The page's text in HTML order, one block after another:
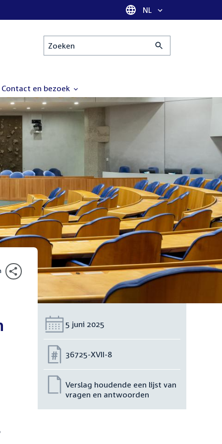
Taal selectie
NL
Zoeken
Contact en bezoek
Datum:
5 juni 2025
Nummer:
36725-XVII-8
Verslag houdende een lijst van
vragen en antwoorden